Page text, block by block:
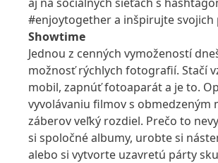
#enjoytogether a inšpirujte svojich
Showtime
Jednou z cenných vymožeností
možnosť rýchlych fotografií. Stačí
mobil, zapnúť fotoaparát a je to.
vyvolávaniu filmov s obmedzeným
záberov veľký rozdiel. Prečo to
si spoločné albumy, urobte si
alebo si vytvorte uzavretú párty